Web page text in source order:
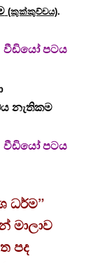
(කුක්කුච්චය).
වීඩියෝ පටය
නැතිකම
වීඩියෝ පටය
ධර්ම”
මාලාව
පද